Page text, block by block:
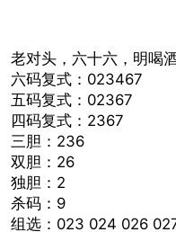
老对头，六十六，明喝
六码复式：023467
五码复式：02367
四码复式：2367
三胆：236
双胆：26
独胆：2
杀码：9
组选：023 024 026